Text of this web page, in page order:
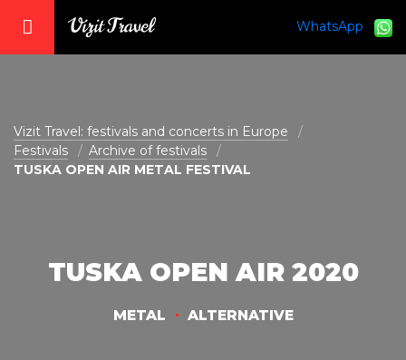
vizit@vizit-travel.com WhatsApp
Vizit Travel: festivals and concerts in Europe
Festivals
Archive of festivals
TUSKA OPEN AIR METAL FESTIVAL
TUSKA OPEN AIR 2020
METAL ALTERNATIVE